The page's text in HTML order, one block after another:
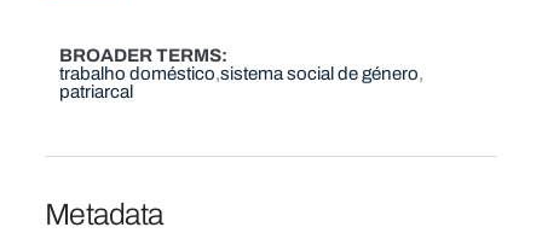
BROADER TERMS
trabalho doméstico sistema social de género
patriarcal
Metadata